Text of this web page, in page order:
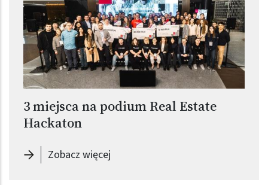
3 miejsca na podium Real Estate
Hackaton
Zobacz więcej-